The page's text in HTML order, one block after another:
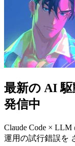
最新の AI
発信中
Claude Code ×
運用の試行錯誤を